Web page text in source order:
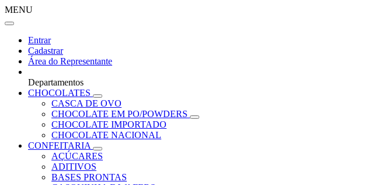
MENU
Entrar
Cadastrar
Área do Representante
Departamentos
CHOCOLATES
CASCA DE OVO
CHOCOLATE EM PO/POWDERS
CHOCOLATE IMPORTADO
CHOCOLATE NACIONAL
CONFEITARIA
AÇÚCARES
ADITIVOS
BASES PRONTAS